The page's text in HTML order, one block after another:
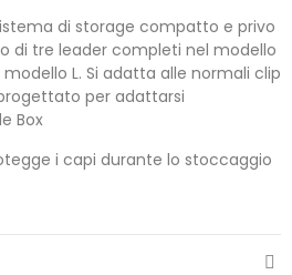
di storage compatto e privo
di tre leader completi nel modello
L. Si adatta alle normali clip
per adattarsi
Box
i capi durante lo stoccaggio